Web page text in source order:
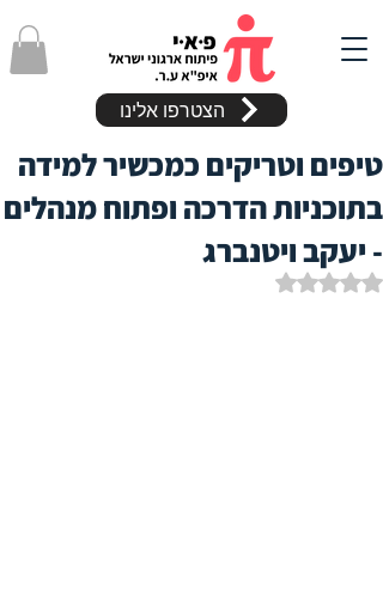
הצטרפו אלינו
טיפים וטריקים כמכשיר למידה
בתוכניות הדרכה ופתוח מנהלים
- יעקב ויטנברג
דירוג של NaN מתוך 5 כוכבים